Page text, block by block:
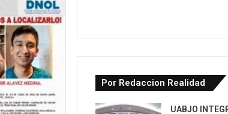
Por Redaccion Realidad
UABJO